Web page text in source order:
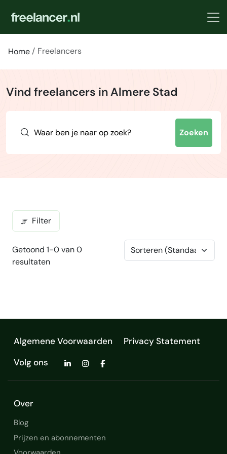
Home Freelancers
Vind freelancers in Almere Stad
Zoeken
Filter
Getoond 1-0 van 0
resultaten
Algemene Voorwaarden
Privacy Statement
Volg ons
Over
Blog
Prijzen en abonnementen